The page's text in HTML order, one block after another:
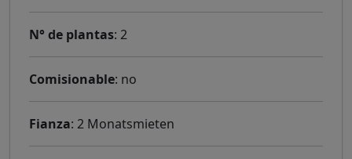
N° de plantas: 2
Comisionable: no
Fianza: 2 Monatsmieten